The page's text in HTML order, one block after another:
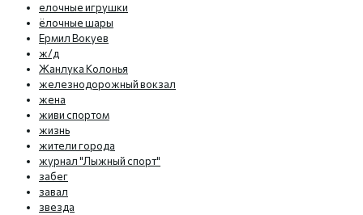
елочные игрушки
ёлочные шары
Ермил Вокуев
ж/д
Жанлука Колонья
железнодорожный вокзал
жена
живи спортом
жизнь
жители города
журнал "Лыжный спорт"
забег
завал
звезда